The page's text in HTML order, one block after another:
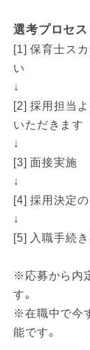
選考プロセス
[1] 保育士ス
い
↓
[2] 採用担当
いただきます
↓
[3] 面接実施
↓
[4] 採用決定
↓
[5] 入職手続
※応募から内
す。
※在職中で今
能です。